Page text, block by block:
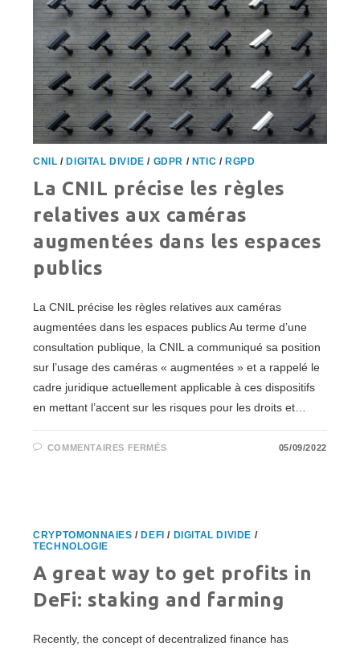
CNIL /DIGITAL DIVIDE / GDPR / NTIC /RGPD
La CNIL précise les règles
relatives aux caméras
augmentées dans les espaces
publics
La CNIL précise les règles relatives aux caméras
augmentées dans les espaces publics Au terme d’une
consultation publique, la CNIL a communiqué sa position
sur l’usage des caméras « augmentées » et a rappelé le
cadre juridique actuellement applicable à ces dispositifs
en mettant l’accent sur les risques pour les droits et…
COMMENTAIRES FERMÉSSUR
CAMÉRAS
AUGMENTÉES
ESPACES
PUBLICS
05/09/2022
CRYPTOMONNAIES /DEFI / DIGITAL DIVIDE /
TECHNOLOGIE
A great way to get profits in
DeFi: staking and farming
Recently, the concept of decentralized finance has